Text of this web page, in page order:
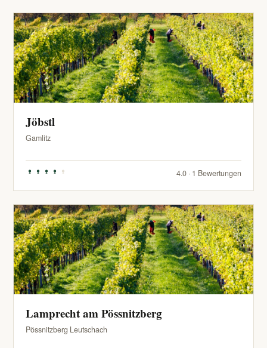
Jöbstl
Gamlitz
4.0 · 1 Bewertungen
Lamprecht am Pössnitzberg
Pössnitzberg Leutschach